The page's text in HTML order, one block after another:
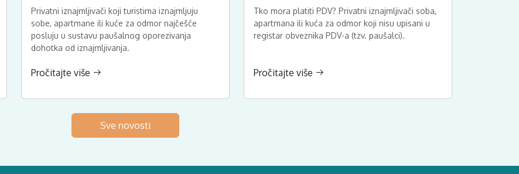
Privatni iznajmljivači koji turistima iznajmljuju
sobe, apartmane ili kuće za odmor najčešće
posluju u sustavu paušalnog oporezivanja
dohotka od iznajmljivanja.
Pročitajte više
Tko mora platiti PDV? Privatni iznajmljivači soba,
apartmana ili kuća za odmor koji nisu upisani u
registar obveznika PDV-a (tzv. paušalci).
Pročitajte više
Sve novosti